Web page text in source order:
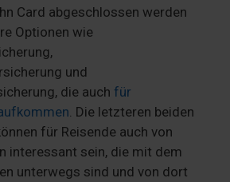
Card abgeschlossen werden
Optionen wie
und
die auch für
. Die letzteren beiden
für Reisende auch von
interessant sein, die mit dem
unterwegs sind und von dort